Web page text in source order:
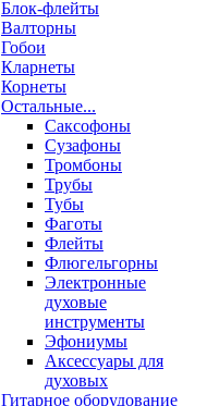
Блок-флейты
Валторны
Гобои
Кларнеты
Корнеты
Остальные...
Саксофоны
Сузафоны
Тромбоны
Трубы
Тубы
Фаготы
Флейты
Флюгельгорны
Электронные
духовые
инструменты
Эфониумы
Аксессуары для
духовых
Гитарное оборудование